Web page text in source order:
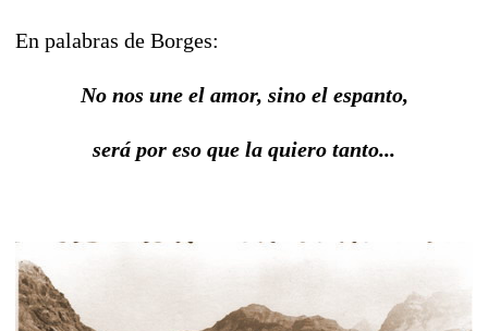
En palabras de Borges:
No nos une el amor, sino el espanto,
será por eso que la quiero tanto...